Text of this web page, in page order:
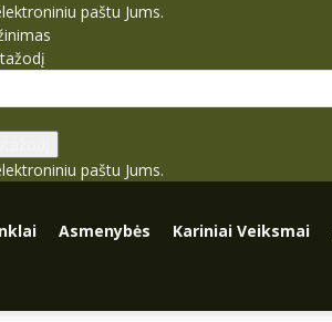
paštu Jums.
paštu Jums.
Asmenybės Kariniai Veiksmai